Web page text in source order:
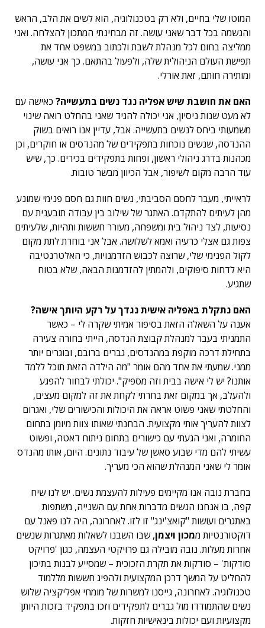
המוטו שלי בחיים, ולא רק בטכנולוגיה, הוא לשים את הלב, הראש
והנשמה בכל דבר שאני עושה. זה מבחינתי המתכון להצלחה. ואני
ממליצה בחום לכל מנהלת לשבת ולכתוב במשפט אחד את
תפישת העולם הניהולית שלה, ולפעול בהתאם. כך אני עושה,
ומותירה חותם, זאת אורלי.
האם את חושבת שיש אפליה נגד נשים בתעשייה? כאישה עם
לא מעט שנות ניסיון, אני יכולה להגיד שאני בהחלט רואה שינוי
משמעותי ביחס לנשים בתעשייה. אבל, עדיין אנו רואים בשוק
ההנדסה, שנשים נוכחות בתפקידים של מהנדסים או חוקרים, וכן
מכהנות בדרג ניהולי ראשון, ופחות בתפקידים בכירים. כך, שיש
עוד הרבה מקום לשיפור, אבל הכיוון מבשר טובות.
לראייתי, מעבר לחסם הסביבתי, נשים חוות גם חסם פנימי שמונע
מהן לעיתים להתקדם. האתגר של שילוב בין עבודה תובענית עם
נסיעות, לצד ניהול בית ומשפחה, מעורר חששות ותהיות, שלעיתים
צפות גם אצלי כרעיה ואמא לשלושה. אבל אני בוחרת לתת מקום
לקול הפנימי שלי, שרוצה לכבוש הזדמנויות, כי האלטרנטיבה
היא לדחות סיפוקים, ולהמתין להזדמנות הבאה, שלא בטוח
שתגיע.
האם נתקלת באפליה אישית נגדך על רקע היותך אישה?
אענה על השאלה הזאת בסיפור אמיתי שקרה לי – כאשר
התמניתי בעבר למנהלת קבוצת הנדסה, הייתי בחורה צעירה
בתחילת דרכה מוקפת במהנדסים, גברים ברובם, ובוגרים יותר
ממני. שמעתי את אחד מהם אומר "מה הילדה הזאת תוכל ללמד
אותנו? יש לי אישה בבית וזה מספיק". יכולתי לבחור להפגע
ולהעלב, אך במקום זאת בחרתי לקחת את זה למקום מעצים,
והחלטתי שאני פשוט אראה את היכולות והכישורים שלי, ואגרום
לצוות להעריך אותי מקצועית. הבחנתי שאותו צוות מיומן בתחום
החומרה, ואני הגעתי עם כישורים בתחום ניתוח דאטה, ופשוט
עשיתי להם מדי שבוע סאשן של עיבוד נתונים. היום, אותו מהנדס
אומר לי שאני המנהלת שהוא הכי מעריך.
בחברת נובה אנו מקיימים פעילות להעצמת נשים. יש לנו שיח
קפה, בו אנחנו הנשים מדברות אחת עם השנייה, משתפות
באתגרים ועושות "קואצ'ינג" זו לזו. לאחרונה, היה לנו פאנל עם
דוקטורנטיות ממכון ויצמן, שבו השבנו לשאלות מאתגרות שנשים
אחרות מעלות. נובה מובילה גם פרויקטי העצמה, כגון 'פרויקט
סודקות' – סודקות את תקרת הזכוכית – שמסייע לבנות בתיכון
להחליט על המשך דרכן המקצועית ולהפיג חששות מללמוד
טכנולוגיה. לאחרונה, גייסנו למשרות של מומחי אפליקציה שלוש
נשים שהתמודדו מול גברים לתפקידים וזכו בתפקיד בזכות היותן
מקצועיות ועם יכולות בינאישיות חזקות.